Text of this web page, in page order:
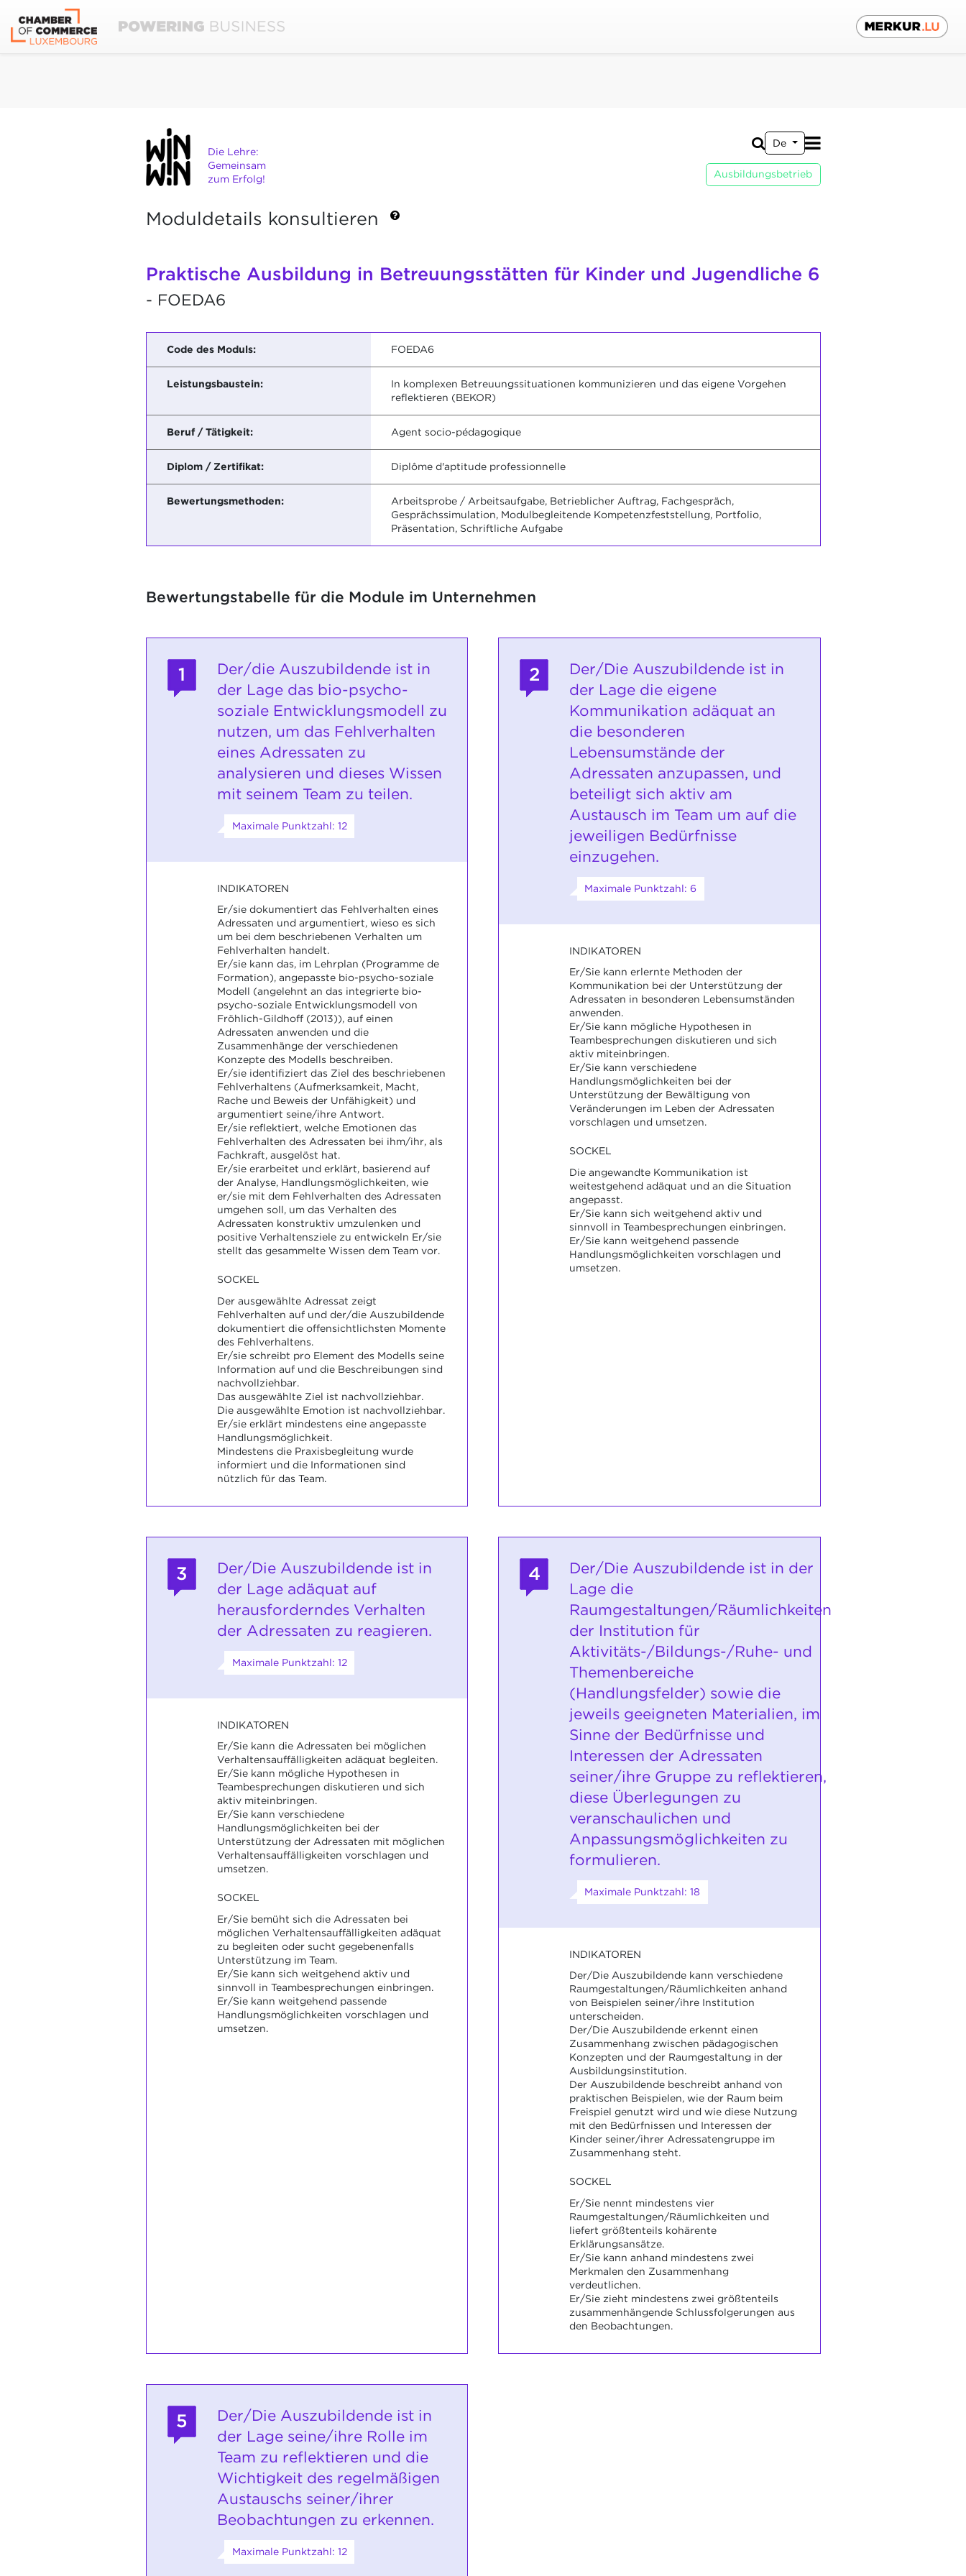
Die Lehre:
Gemeinsam
zum Erfolg!
De
Ausbildungsbetrieb
Moduldetails konsultieren
Praktische Ausbildung in Betreuungsstätten für Kinder und Jugendliche 6
- FOEDA6
Code des Moduls: FOEDA6
Leistungsbaustein:
In komplexen Betreuungssituationen kommunizieren und das eigene Vorgehen
reflektieren (BEKOR)
Beruf / Tätigkeit: Agent socio-pédagogique
Diplom / Zertifikat: Diplôme d'aptitude professionnelle
Bewertungsmethoden:
Arbeitsprobe / Arbeitsaufgabe, Betrieblicher Auftrag, Fachgespräch,
Gesprächssimulation, Modulbegleitende Kompetenzfeststellung, Portfolio,
Präsentation, Schriftliche Aufgabe
Bewertungstabelle für die Module im Unternehmen
1
Der/die Auszubildende ist in
der Lage das bio-psycho-
soziale Entwicklungsmodell zu
nutzen, um das Fehlverhalten
eines Adressaten zu
analysieren und dieses Wissen
mit seinem Team zu teilen.
Maximale Punktzahl: 12
INDIKATOREN
Er/sie dokumentiert das Fehlverhalten eines
Adressaten und argumentiert, wieso es sich
um bei dem beschriebenen Verhalten um
Fehlverhalten handelt.
Er/sie kann das, im Lehrplan (Programme de
Formation), angepasste bio-psycho-soziale
Modell (angelehnt an das integrierte bio-
psycho-soziale Entwicklungsmodell von
Fröhlich-Gildhoff (2013)), auf einen
Adressaten anwenden und die
Zusammenhänge der verschiedenen
Konzepte des Modells beschreiben.
Er/sie identifiziert das Ziel des beschriebenen
Fehlverhaltens (Aufmerksamkeit, Macht,
Rache und Beweis der Unfähigkeit) und
argumentiert seine/ihre Antwort.
Er/sie reflektiert, welche Emotionen das
Fehlverhalten des Adressaten bei ihm/ihr, als
Fachkraft, ausgelöst hat.
Er/sie erarbeitet und erklärt, basierend auf
der Analyse, Handlungsmöglichkeiten, wie
er/sie mit dem Fehlverhalten des Adressaten
umgehen soll, um das Verhalten des
Adressaten konstruktiv umzulenken und
positive Verhaltensziele zu entwickeln Er/sie
stellt das gesammelte Wissen dem Team vor.
SOCKEL
Der ausgewählte Adressat zeigt
Fehlverhalten auf und der/die Auszubildende
dokumentiert die offensichtlichsten Momente
des Fehlverhaltens.
Er/sie schreibt pro Element des Modells seine
Information auf und die Beschreibungen sind
nachvollziehbar.
Das ausgewählte Ziel ist nachvollziehbar.
Die ausgewählte Emotion ist nachvollziehbar.
Er/sie erklärt mindestens eine angepasste
Handlungsmöglichkeit.
Mindestens die Praxisbegleitung wurde
informiert und die Informationen sind
nützlich für das Team.
2
Der/Die Auszubildende ist in
der Lage die eigene
Kommunikation adäquat an
die besonderen
Lebensumstände der
Adressaten anzupassen, und
beteiligt sich aktiv am
Austausch im Team um auf die
jeweiligen Bedürfnisse
einzugehen.
Maximale Punktzahl: 6
INDIKATOREN
Er/Sie kann erlernte Methoden der
Kommunikation bei der Unterstützung der
Adressaten in besonderen Lebensumständen
anwenden.
Er/Sie kann mögliche Hypothesen in
Teambesprechungen diskutieren und sich
aktiv miteinbringen.
Er/Sie kann verschiedene
Handlungsmöglichkeiten bei der
Unterstützung der Bewältigung von
Veränderungen im Leben der Adressaten
vorschlagen und umsetzen.
SOCKEL
Die angewandte Kommunikation ist
weitestgehend adäquat und an die Situation
angepasst.
Er/Sie kann sich weitgehend aktiv und
sinnvoll in Teambesprechungen einbringen.
Er/Sie kann weitgehend passende
Handlungsmöglichkeiten vorschlagen und
umsetzen.
3
Der/Die Auszubildende ist in
der Lage adäquat auf
herausforderndes Verhalten
der Adressaten zu reagieren.
Maximale Punktzahl: 12
INDIKATOREN
Er/Sie kann die Adressaten bei möglichen
Verhaltensauffälligkeiten adäquat begleiten.
Er/Sie kann mögliche Hypothesen in
Teambesprechungen diskutieren und sich
aktiv miteinbringen.
Er/Sie kann verschiedene
Handlungsmöglichkeiten bei der
Unterstützung der Adressaten mit möglichen
Verhaltensauffälligkeiten vorschlagen und
umsetzen.
SOCKEL
Er/Sie bemüht sich die Adressaten bei
möglichen Verhaltensauffälligkeiten adäquat
zu begleiten oder sucht gegebenenfalls
Unterstützung im Team.
Er/Sie kann sich weitgehend aktiv und
sinnvoll in Teambesprechungen einbringen.
Er/Sie kann weitgehend passende
Handlungsmöglichkeiten vorschlagen und
umsetzen.
4
Der/Die Auszubildende ist in der
Lage die
Raumgestaltungen/Räumlichkeiten
der Institution für
Aktivitäts-/Bildungs-/Ruhe- und
Themenbereiche
(Handlungsfelder) sowie die
jeweils geeigneten Materialien, im
Sinne der Bedürfnisse und
Interessen der Adressaten
seiner/ihre Gruppe zu reflektieren,
diese Überlegungen zu
veranschaulichen und
Anpassungsmöglichkeiten zu
formulieren.
Maximale Punktzahl: 18
INDIKATOREN
Der/Die Auszubildende kann verschiedene
Raumgestaltungen/Räumlichkeiten anhand
von Beispielen seiner/ihre Institution
unterscheiden.
Der/Die Auszubildende erkennt einen
Zusammenhang zwischen pädagogischen
Konzepten und der Raumgestaltung in der
Ausbildungsinstitution.
Der Auszubildende beschreibt anhand von
praktischen Beispielen, wie der Raum beim
Freispiel genutzt wird und wie diese Nutzung
mit den Bedürfnissen und Interessen der
Kinder seiner/ihrer Adressatengruppe im
Zusammenhang steht.
SOCKEL
Er/Sie nennt mindestens vier
Raumgestaltungen/Räumlichkeiten und
liefert größtenteils kohärente
Erklärungsansätze.
Er/Sie kann anhand mindestens zwei
Merkmalen den Zusammenhang
verdeutlichen.
Er/Sie zieht mindestens zwei größtenteils
zusammenhängende Schlussfolgerungen aus
den Beobachtungen.
5
Der/Die Auszubildende ist in
der Lage seine/ihre Rolle im
Team zu reflektieren und die
Wichtigkeit des regelmäßigen
Austauschs seiner/ihrer
Beobachtungen zu erkennen.
Maximale Punktzahl: 12